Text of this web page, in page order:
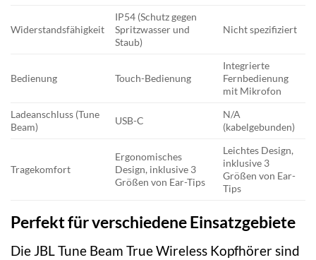
Widerstandsfähigkeit
IP54 (Schutz gegen
Spritzwasser und
Staub)
Nicht spezifiziert
Bedienung Touch-Bedienung
Integrierte
Fernbedienung
mit Mikrofon
Ladeanschluss (Tune
Beam)
USB-C
N/A
(kabelgebunden)
Tragekomfort
Ergonomisches
Design, inklusive 3
Größen von Ear-Tips
Leichtes Design,
inklusive 3
Größen von Ear-
Tips
Perfekt für verschiedene Einsatzgebiete
Die JBL Tune Beam True Wireless Kopfhörer sind